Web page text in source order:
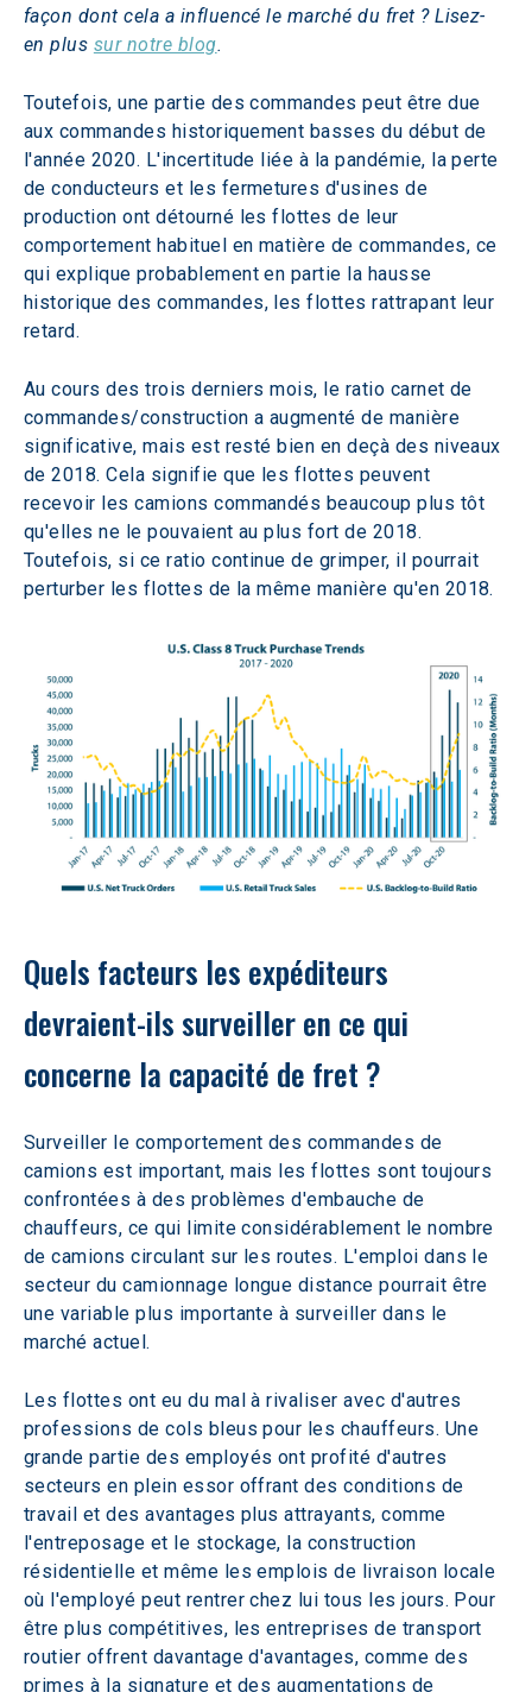
façon dont cela a influencé le marché du fret ? Lisez-
en plus sur notre blog.
Toutefois, une partie des commandes peut être due
aux commandes historiquement basses du début de
l'année 2020. L'incertitude liée à la pandémie, la perte
de conducteurs et les fermetures d'usines de
production ont détourné les flottes de leur
comportement habituel en matière de commandes, ce
qui explique probablement en partie la hausse
historique des commandes, les flottes rattrapant leur
retard.
Au cours des trois derniers mois, le ratio carnet de
commandes/construction a augmenté de manière
significative, mais est resté bien en deçà des niveaux
de 2018. Cela signifie que les flottes peuvent
recevoir les camions commandés beaucoup plus tôt
qu'elles ne le pouvaient au plus fort de 2018.
Toutefois, si ce ratio continue de grimper, il pourrait
perturber les flottes de la même manière qu'en 2018.
Quels facteurs les expéditeurs
devraient-ils surveiller en ce qui
concerne la capacité de fret ?
Surveiller le comportement des commandes de
camions est important, mais les flottes sont toujours
confrontées à des problèmes d'embauche de
chauffeurs, ce qui limite considérablement le nombre
de camions circulant sur les routes. L'emploi dans le
secteur du camionnage longue distance pourrait être
une variable plus importante à surveiller dans le
marché actuel.
Les flottes ont eu du mal à rivaliser avec d'autres
professions de cols bleus pour les chauffeurs. Une
grande partie des employés ont profité d'autres
secteurs en plein essor offrant des conditions de
travail et des avantages plus attrayants, comme
l'entreposage et le stockage, la construction
résidentielle et même les emplois de livraison locale
où l'employé peut rentrer chez lui tous les jours. Pour
être plus compétitives, les entreprises de transport
routier offrent davantage d'avantages, comme des
primes à la signature et des augmentations de